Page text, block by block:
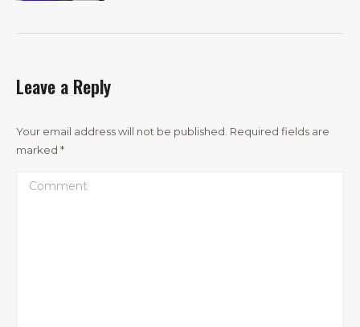
Leave a Reply
Your email address will not be published. Required fields are
marked *
Comment